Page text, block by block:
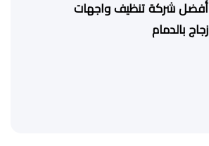
أفضل شركة تنظيف واجهات
زجاج بالدمام